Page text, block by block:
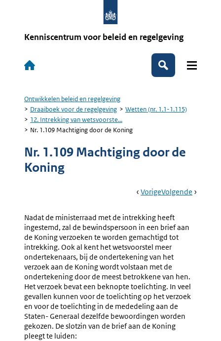
Kenniscentrum voor beleid en regelgeving
Hoofdnavigatie
Zoeken
Kruimelpad
Ontwikkelen beleid en regelgeving
Draaiboek voor de regelgeving
Wetten (nr. 1.1-1.115)
12. Intrekking van wetsvoorste...
Nr. 1.109 Machtiging door de Koning
Nr. 1.109 Machtiging door de
Koning
Book
Ga
VorigePagina:
Instemming
Ministerraad
Ga
Volgende Pagina:
Nadat de ministerraad met de intrekking heeft
ingestemd, zal de bewindspersoon in een brief aan
de Koning verzoeken te worden gemachtigd tot
intrekking. Ook al kent het wetsvoorstel meer
ondertekenaars, bij de ondertekening van het
verzoek aan de Koning wordt volstaan met de
ondertekening door de meest betrokkene van hen.
Het verzoek bevat een beknopte toelichting. In veel
gevallen kunnen voor de toelichting op het verzoek
en voor de toelichting in de mededeling aan de
Staten- Generaal dezelfde bewoordingen worden
gekozen. De slotzin van de brief aan de Koning
pleegt te luiden: